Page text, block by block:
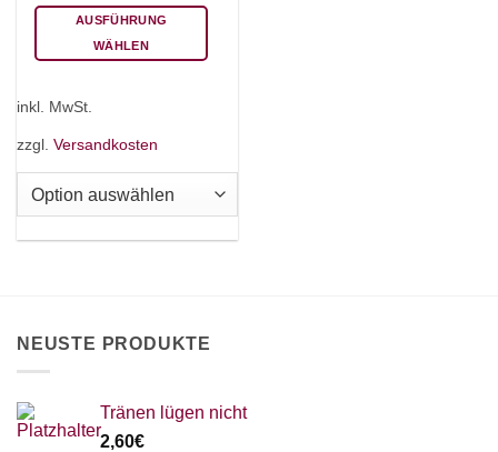
AUSFÜHRUNG
WÄHLEN
mehrere
auf.
gewählt
werden
inkl. MwSt.
zzgl. Versandkosten
NEUSTE PRODUKTE
Tränen lügen nicht
2,60€